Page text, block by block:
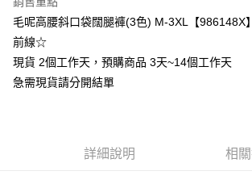
全支付
大哥付你分期
2.付款方式選擇「大哥付你分期」，訂單成立後會自動
毛呢高腰斜口袋闊腿褲(3色) M-3XL【
前線☆
現貨 2個工作天，預購商品 3天~14個工作天
急需現貨請分開結單
詳細說明 相